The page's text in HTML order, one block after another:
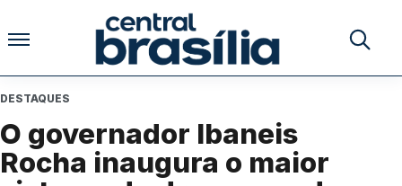
Pular para o conteúdo
Buscar
DESTAQUES
O governador Ibaneis
Rocha inaugura o maior